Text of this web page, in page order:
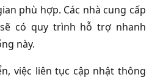
phù hợp. Các nhà cung cấp
có quy trình hỗ trợ nhanh
này.
việc liên tục cập nhật thông